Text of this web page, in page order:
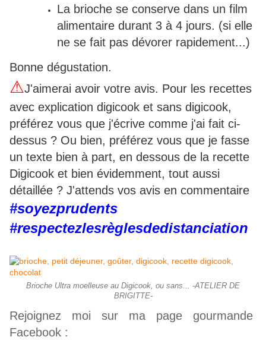
La brioche se conserve dans un film
alimentaire durant 3 à 4 jours. (si elle
ne se fait pas dévorer rapidement...)
Bonne dégustation.
⚠J'aimerai avoir votre avis. Pour les recettes
avec explication digicook et sans digicook,
préférez vous que j'écrive comme j'ai fait ci-
dessus ? Ou bien, préférez vous que je fasse
un texte bien à part, en dessous de la recette
Digicook et bien évidemment, tout aussi
détaillée ? J'attends vos avis en commentaire
#soyezprudents
#respectezlesrèglesdedistanciation
Brioche Ultra moelleuse au Digicook, ou sans... -ATELIER DE
BRIGITTE-
Rejoignez moi sur ma page gourmande
Facebook :